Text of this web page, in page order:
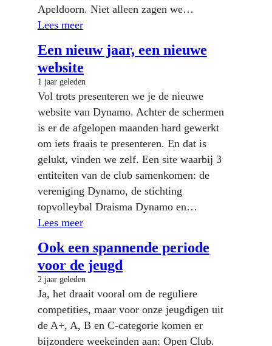
Apeldoorn. Niet alleen zagen we…
Lees meer
Een nieuw jaar, een nieuwe
website
1 jaar geleden
Vol trots presenteren we je de nieuwe
website van Dynamo. Achter de schermen
is er de afgelopen maanden hard gewerkt
om iets fraais te presenteren. En dat is
gelukt, vinden we zelf. Een site waarbij 3
entiteiten van de club samenkomen: de
vereniging Dynamo, de stichting
topvolleybal Draisma Dynamo en…
Lees meer
Ook een spannende periode
voor de jeugd
2 jaar geleden
Ja, het draait vooral om de reguliere
competities, maar voor onze jeugdigen uit
de A+, A, B en C-categorie komen er
bijzondere weekeinden aan: Open Club.